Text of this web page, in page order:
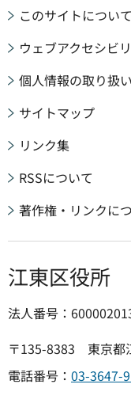
このサイトについて
ウェブアクセシビ
個人情報の取り扱い
サイトマップ
リンク集
RSSについて
著作権・リンクに
江東区役所
法人番号：
〒135-8383 東京都
電話番号： 03-3647-